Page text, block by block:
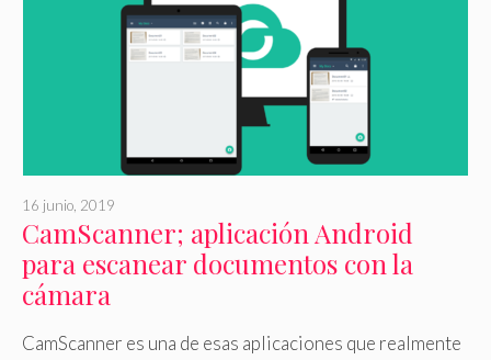
CamScanner; aplicación Android
para escanear documentos con la
cámara
16 junio, 2019
CamScanner es una de esas aplicaciones que realmente